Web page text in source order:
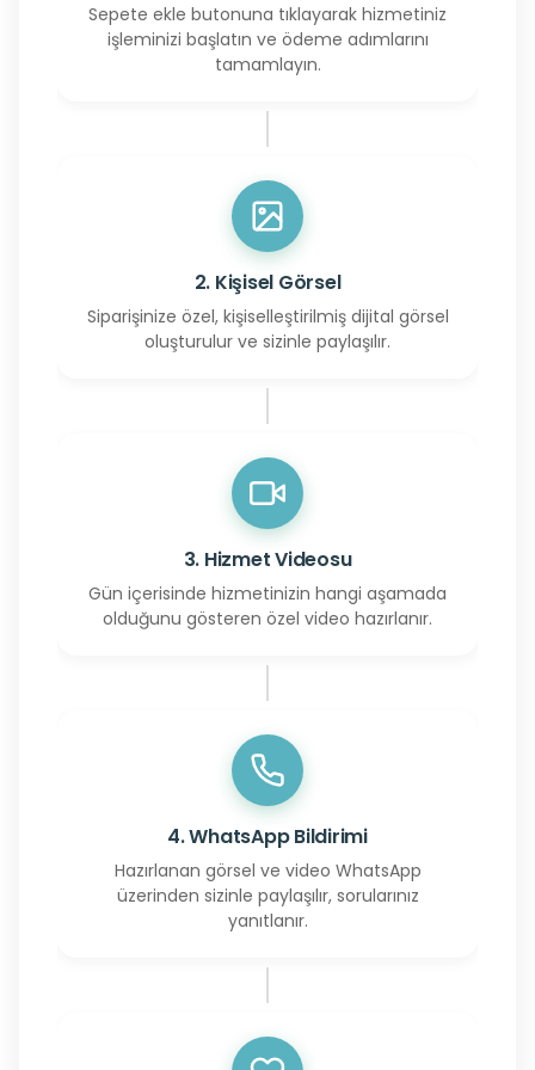
Sepete ekle butonuna tıklayarak hizmetiniz
işleminizi başlatın ve ödeme adımlarını
tamamlayın.
2. Kişisel Görsel
Siparişinize özel, kişiselleştirilmiş dijital görsel
oluşturulur ve sizinle paylaşılır.
3. Hizmet Videosu
Gün içerisinde hizmetinizin hangi aşamada
olduğunu gösteren özel video hazırlanır.
4. WhatsApp Bildirimi
Hazırlanan görsel ve video WhatsApp
üzerinden sizinle paylaşılır, sorularınız
yanıtlanır.